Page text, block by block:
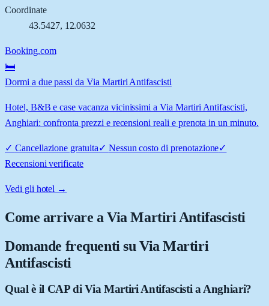
Coordinate
43.5427, 12.0632
Booking.com
🛏️
Dormi a due passi da Via Martiri Antifascisti
Hotel, B&B e case vacanza vicinissimi a Via Martiri Antifascisti,
Anghiari: confronta prezzi e recensioni reali e prenota in un minuto.
✓ Cancellazione gratuita✓ Nessun costo di prenotazione✓
Recensioni verificate
Vedi gli hotel →
Come arrivare aVia Martiri Antifascisti
Domande frequenti su Via Martiri
Antifascisti
Qual è il CAP di Via Martiri Antifascisti a Anghiari?